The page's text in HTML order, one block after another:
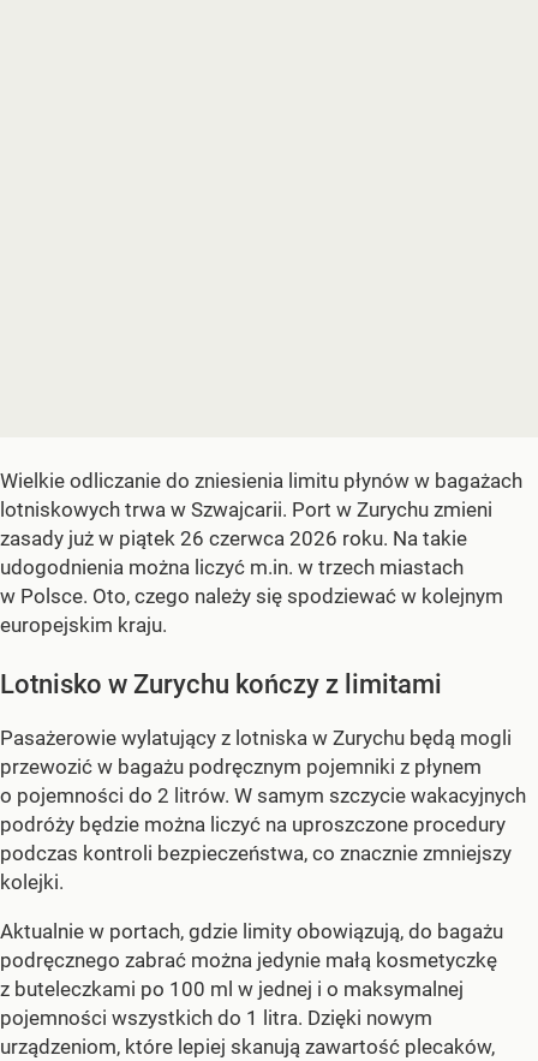
Wielkie odliczanie do zniesienia limitu płynów w bagażach
lotniskowych trwa w Szwajcarii. Port w Zurychu zmieni
zasady już w piątek 26 czerwca 2026 roku. Na takie
udogodnienia można liczyć m.in. w trzech miastach
w Polsce. Oto, czego należy się spodziewać w kolejnym
europejskim kraju.
Lotnisko w Zurychu kończy z limitami
Pasażerowie wylatujący z lotniska w Zurychu będą mogli
przewozić w bagażu podręcznym pojemniki z płynem
o pojemności do 2 litrów. W samym szczycie wakacyjnych
podróży będzie można liczyć na uproszczone procedury
podczas kontroli bezpieczeństwa, co znacznie zmniejszy
kolejki.
Aktualnie w portach, gdzie limity obowiązują, do bagażu
podręcznego zabrać można jedynie małą kosmetyczkę
z buteleczkami po 100 ml w jednej i o maksymalnej
pojemności wszystkich do 1 litra. Dzięki nowym
urządzeniom, które lepiej skanują zawartość plecaków,